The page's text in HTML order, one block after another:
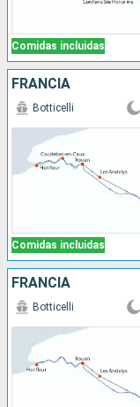
Comidas incluidas
FRANCIA
Comidas incluidas
Botticelli
FRANCIA
Botticelli